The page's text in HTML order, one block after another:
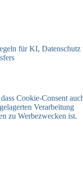
für KI, Datenschutz